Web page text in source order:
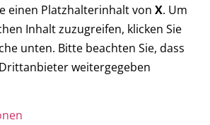
einen Platzhalterinhalt von X. Um
Inhalt zuzugreifen, klicken Sie
unten. Bitte beachten Sie, dass
weitergegeben